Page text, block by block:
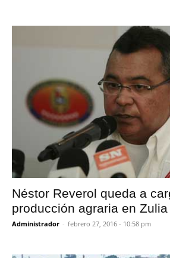
Néstor Reverol queda a
producción agraria en Zulia
Administrador - febrero 27, 2016 - 10:58 pm